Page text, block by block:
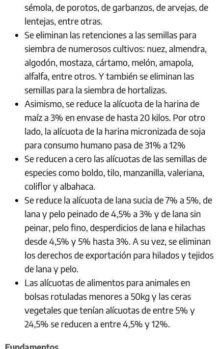
sémola, de porotos, de garbanzos, de arvejas, de
lentejas, entre otras.
Se eliminan las retenciones a las semillas para
siembra de numerosos cultivos: nuez, almendra,
algodón, mostaza, cártamo, melón, amapola,
alfalfa, entre otros. Y también se eliminan las
semillas para la siembra de hortalizas.
Asimismo, se reduce la alícuota de la harina de
maíz a 3% en envase de hasta 20 kilos. Por otro
lado, la alícuota de la harina micronizada de soja
para consumo humano pasa de 31% a 12%
Se reducen a cero las alícuotas de las semillas de
especies como boldo, tilo, manzanilla, valeriana,
coliflor y albahaca.
Se reduce la alícuota de lana sucia de 7% a 5%, de
lana y pelo peinado de 4,5% a 3% y de lana sin
peinar, pelo fino, desperdicios de lana e hilachas
desde 4,5% y 5% hasta 3%. A su vez, se eliminan
los derechos de exportación para hilados y tejidos
de lana y pelo.
Las alícuotas de alimentos para animales en
bolsas rotuladas menores a 50kg y las ceras
vegetales que tenían alícuotas de entre 5% y
24,5% se reducen a entre 4,5% y 12%.